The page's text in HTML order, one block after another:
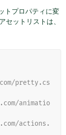
トプロパティに変
セットリストは、
pretty.cs
animatio
actions.